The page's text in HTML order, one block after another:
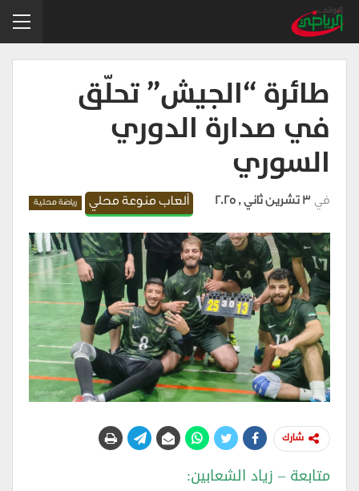
طائرة “الجيش” تحلّق
في صدارة الدوري
السوري
ألعاب منوعة محلي رياضة محلية في 3 تشرين ثاني , 2025
شارك
متابعة – زياد الشعابين: